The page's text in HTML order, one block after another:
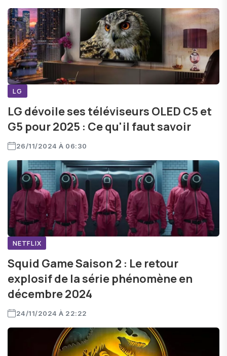
LG
LG dévoile ses téléviseurs OLED C5 et
G5 pour 2025 : Ce qu'il faut savoir
26/11/2024 À 06:30
NETFLIX
Squid Game Saison 2 : Le retour
explosif de la série phénomène en
décembre 2024
24/11/2024 À 22:22